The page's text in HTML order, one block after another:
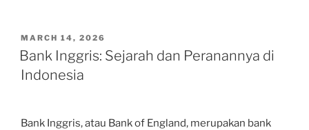
POSTED
ON
MARCH 14, 2026
Bank Inggris: Sejarah dan Peranannya di
Indonesia
Bank Inggris, atau Bank of England, merupakan bank